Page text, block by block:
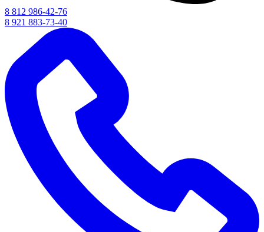
8 812 986-42-76
8 921 883-73-40